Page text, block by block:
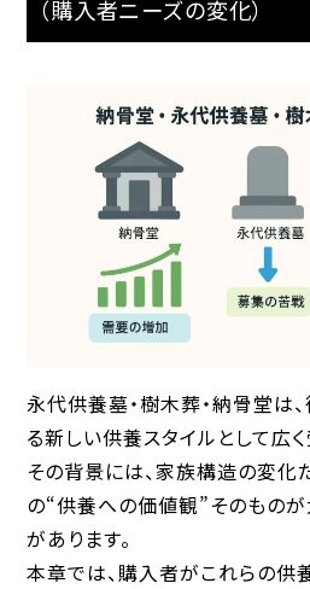
（購入者ニーズの変化）
永代供養墓・樹木葬・納骨堂は
る新しい供養スタイルとして広
その背景には、家族構造の変化
の“供養への価値観”そのものが
があります。
本章では、購入者がこれらの供